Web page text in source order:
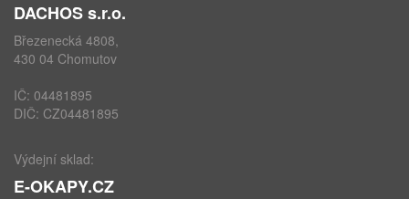
DACHOS s.r.o.
Březenecká 4808,
430 04 Chomutov
IČ: 04481895
DIČ: CZ04481895
Výdejní sklad:
E-OKAPY.CZ